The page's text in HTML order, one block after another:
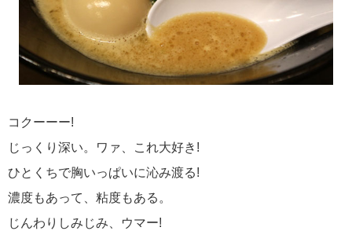
コクーーー!
じっくり深い。ワァ、これ大好き!
ひとくちで胸いっぱいに沁み渡る!
濃度もあって、粘度もある。
じんわりしみじみ、ウマー!